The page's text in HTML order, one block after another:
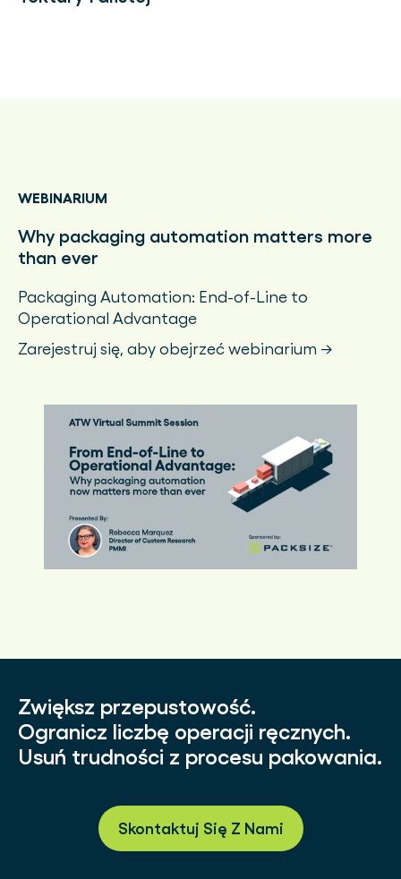
WEBINARIUM
Why packaging automation matters more
than ever
Packaging Automation: End-of-Line to
Operational Advantage
Zarejestruj się, aby obejrzeć webinarium →
Zwiększ przepustowość.
Ogranicz liczbę operacji ręcznych.
Usuń trudności z procesu pakowania.
Skontaktuj Się Z Nami